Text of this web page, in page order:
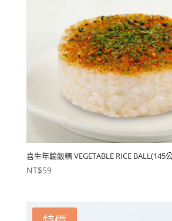
喜生年輪飯糰 VEGETABLE RICE BALL(145
NT$59